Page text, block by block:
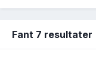
Fant 7 resultater